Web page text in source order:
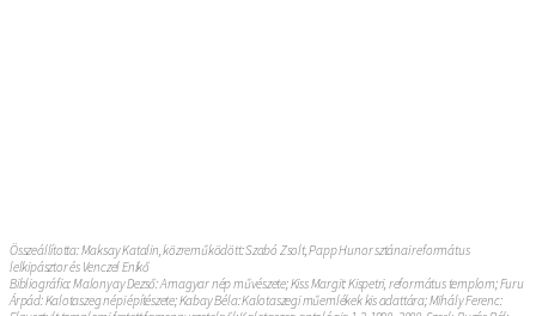
Összeállította: Maksay Katalin, közreműködött: Szabó Zsolt, Papp Hunor sztánai református
lelkipásztor és Venczel Enikő
Bibliográfia: Malonyay Dezső: A magyar nép művészete; Kiss Margit: Kispetri, református templom; Furu
Árpád: Kalotaszeg népi építészete; Kabay Béla: Kalotaszegi műemlékek kis adattára; Mihály Ferenc: